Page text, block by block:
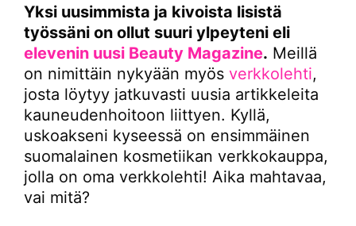
Yksi uusimmista ja kivoista lisistä
työssäni on ollut suuri ylpeyteni eli
elevenin uusi Beauty Magazine. Meillä
on nimittäin nykyään myös verkkolehti,
josta löytyy jatkuvasti uusia artikkeleita
kauneudenhoitoon liittyen. Kyllä,
uskoakseni kyseessä on ensimmäinen
suomalainen kosmetiikan verkkokauppa,
jolla on oma verkkolehti! Aika mahtavaa,
vai mitä?